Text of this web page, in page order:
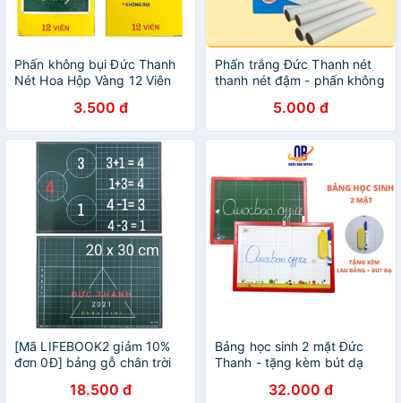
Phấn không bụi Đức Thanh
Nét Hoa Hộp Vàng 12 Viên
3.500 đ
Phấn trắng Đức Thanh nét
thanh nét đậm - phấn không
5.000 đ
[Mã LIFEBOOK2 giảm 10%
đơn 0Đ] bảng gỗ chân trời
THANH cho học sinh lớp 1
18.500 đ
Bảng học sinh 2 mặt Đức
Thanh - tặng kèm bút dạ
BT09 - 1 chiếc32.000 đ